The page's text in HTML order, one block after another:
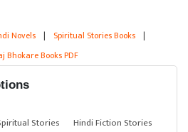
Novels | Spiritual Stories Books |
Bhokare Books PDF
Stories
Hindi Fiction Stories